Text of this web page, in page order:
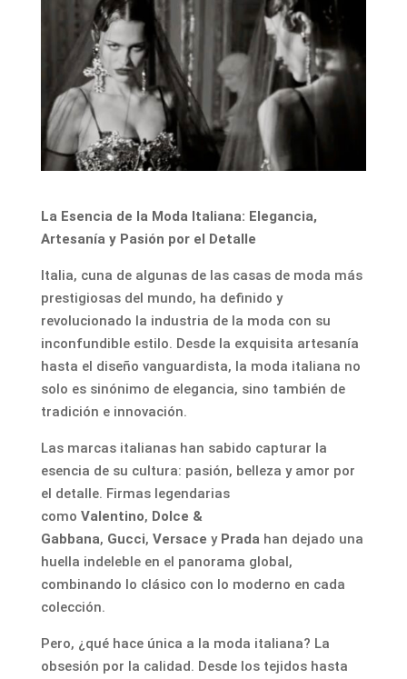
La Esencia de la Moda Italiana: Elegancia,
Artesanía y Pasión por el Detalle
Italia, cuna de algunas de las casas de moda más
prestigiosas del mundo, ha definido y
revolucionado la industria de la moda con su
inconfundible estilo. Desde la exquisita artesanía
hasta el diseño vanguardista, la moda italiana no
solo es sinónimo de elegancia, sino también de
tradición e innovación.
Las marcas italianas han sabido capturar la
esencia de su cultura: pasión, belleza y amor por
el detalle. Firmas legendarias
como Valentino, Dolce &
Gabbana, Gucci, Versace y Prada han dejado una
huella indeleble en el panorama global,
combinando lo clásico con lo moderno en cada
colección.
Pero, ¿qué hace única a la moda italiana? La
obsesión por la calidad. Desde los tejidos hasta